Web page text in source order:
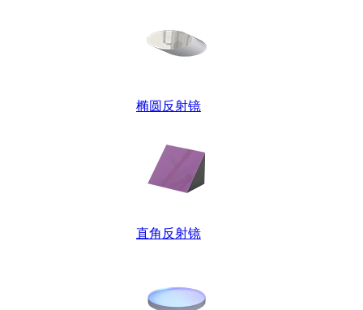
椭圆反射镜
直角反射镜